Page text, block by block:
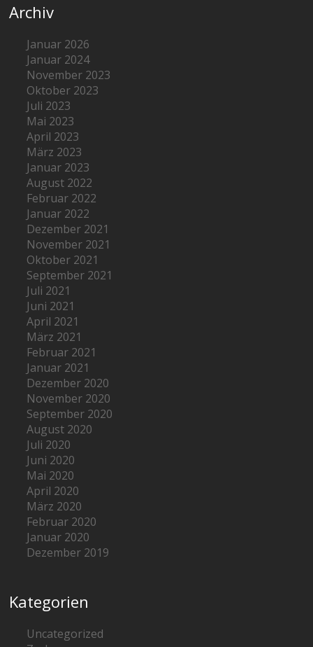
Archiv
Januar 2026
Januar 2024
November 2023
Oktober 2023
Juli 2023
Mai 2023
April 2023
März 2023
Januar 2023
August 2022
Februar 2022
Januar 2022
Dezember 2021
November 2021
Oktober 2021
September 2021
Juli 2021
Juni 2021
April 2021
März 2021
Februar 2021
Januar 2021
Dezember 2020
November 2020
September 2020
August 2020
Juli 2020
Juni 2020
Mai 2020
April 2020
März 2020
Februar 2020
Januar 2020
Dezember 2019
Kategorien
Uncategorized